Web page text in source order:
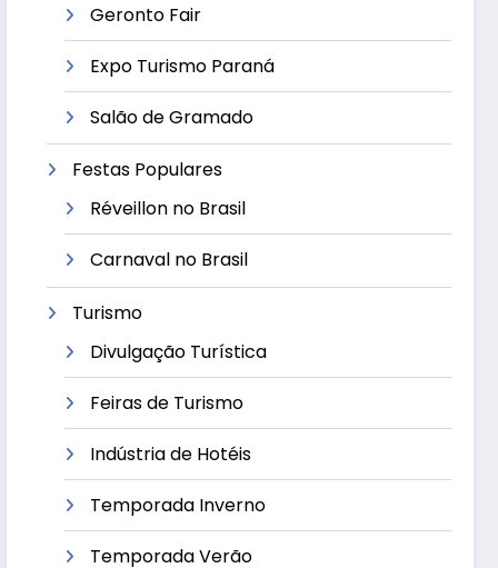
Geronto Fair
Expo Turismo Paraná
Salão de Gramado
Festas Populares
Réveillon no Brasil
Carnaval no Brasil
Turismo
Divulgação Turística
Feiras de Turismo
Indústria de Hotéis
Temporada Inverno
Temporada Verão